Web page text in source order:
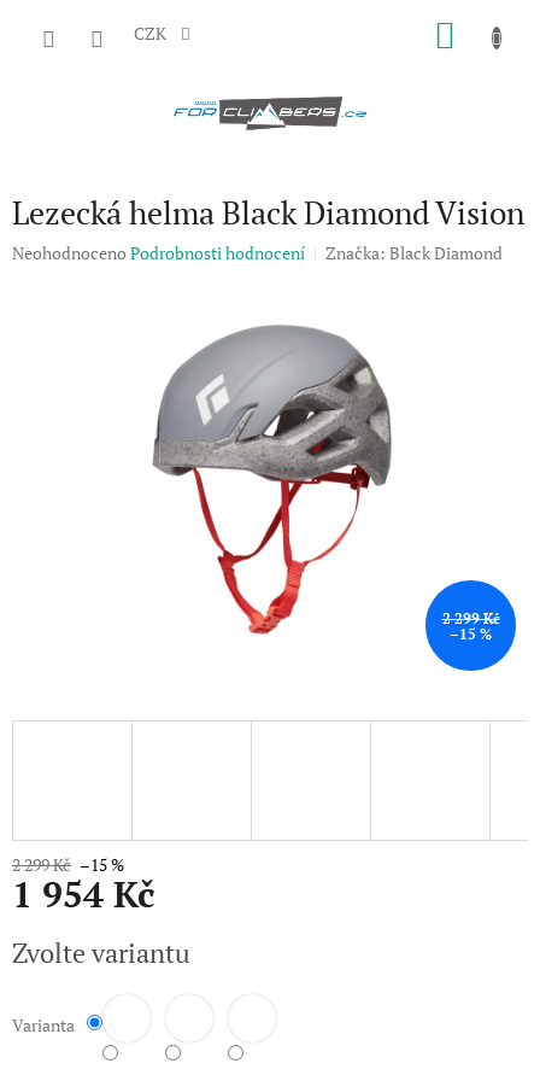
CZK
Lezecká helma Black Diamond Vision
Průměrné
Neohodnoceno Podrobnosti hodnocení Značka: Black Diamond
2 299 Kč
–15 %
2 299 Kč –15 %
1 954 Kč
cena:
Zvolte variantu
Varianta